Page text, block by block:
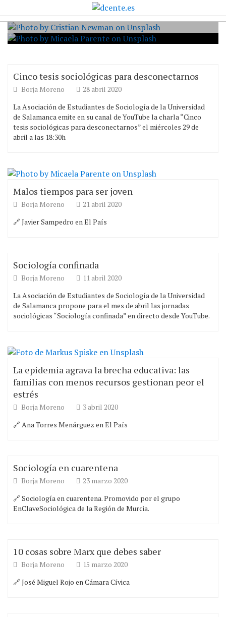
Informe “El trabajo de cuidados y la crisis global de
desigualdad”
Malos tiempos para ser joven
Cinco tesis sociológicas para desconectarnos
Cinco tesis sociológicas para desconectarnos
Borja Moreno
28 abril 2020
La Asociación de Estudiantes de Sociología de la Universidad
de Salamanca emite en su canal de YouTube la charla “Cinco
tesis sociológicas para desconectarnos” el miércoles 29 de
abril a las 18:30h
Malos tiempos para ser joven
Borja Moreno
21 abril 2020
🔗 Javier Sampedro en El País
Sociología confinada
Borja Moreno
11 abril 2020
La Asociación de Estudiantes de Sociología de la Universidad
de Salamanca propone para el mes de abril las jornadas
sociológicas “Sociología confinada” en directo desde YouTube.
La epidemia agrava la brecha educativa: las
familias con menos recursos gestionan peor el
estrés
Borja Moreno
3 abril 2020
🔗 Ana Torres Menárguez en El País
Sociología en cuarentena
Borja Moreno
23 marzo 2020
🔗 Sociología en cuarentena. Promovido por el grupo
EnClaveSociológica de la Región de Murcia.
10 cosas sobre Marx que debes saber
Borja Moreno
15 marzo 2020
🔗 José Miguel Rojo en Cámara Cívica